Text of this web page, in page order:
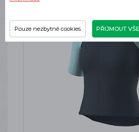
Pouze nezbytné cookies PŘIJMOUT VŠE